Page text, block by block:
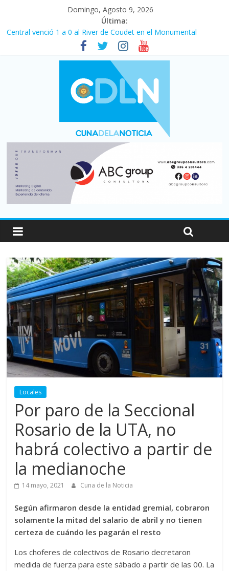
Domingo, Agosto 9, 2026
Última:
Central venció 1 a 0 al River de Coudet en el Monumental
La morosidad alcanzó su nivel más alto en dos décadas y ya
afecta a 400 mil deudores en Santa Fe
Desde que asumió Milei cerraron 41.000 kioscos: el sector
denuncia crisis como en 2001
Vacaciones de invierno con más movimiento y consumo
turístico: 4,6 millones de personas viajaron por el país, un 5,9%
Fuerte caída de la venta de autos usados en julio: bajó un 12,6%
Locales
Por paro de la Seccional
Rosario de la UTA, no
habrá colectivo a partir de
la medianoche
14 mayo, 2021 Cuna de la Noticia
Según afirmaron desde la entidad gremial, cobraron
solamente la mitad del salario de abril y no tienen
certeza de cuándo les pagarán el resto
Los choferes de colectivos de Rosario decretaron
medida de fuerza para este sábado a partir de las 00. La